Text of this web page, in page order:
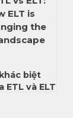
biệt
ETL và ELT